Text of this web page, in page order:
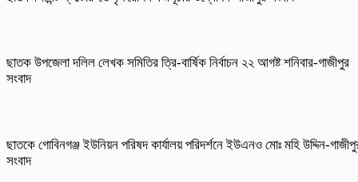
ছাতক উপজেলা দলিল লেখক সমিতির ত্রি-বার্ষিক নির্বাচন ২২ আগষ্ট শনিবার-গাজীপুর
সংবাদ
ছাতকে গোবিনগঞ্জ ইউনিয়ন পরিষদ কার্যালয় পরিদর্শনে ইউএনও মোঃ মহি উদ্দিন-
সংবাদ